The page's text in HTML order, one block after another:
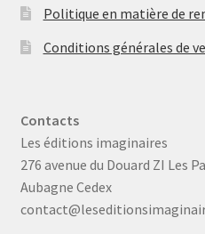
Politique en matière de
Conditions générales de
Contacts
Les éditions imaginaires
276 avenue du Douard ZI Les
Aubagne Cedex